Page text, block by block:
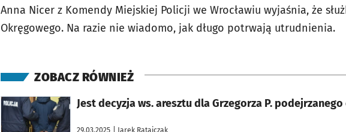
Anna Nicer z Komendy Miejskiej Policji we Wrocławiu wyjaśnia, że
Okręgowego. Na razie nie wiadomo, jak długo potrwają utrudnienia.
ZOBACZ RÓWNIEŻ
Jest decyzja ws. aresztu
29.03.2025 | Jarek Ratajczak
otworzy się w nowej karcie